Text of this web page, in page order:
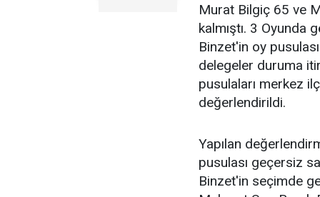
Murat Bilgiç 65 ve
kalmıştı. 3 Oyunda
Binzet'in oy
delegeler duruma
pusulaları merkez
değerlendirildi.
Yapılan
pusulası geçersiz
Binzet'in seçimde